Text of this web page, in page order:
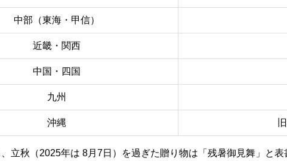
中部（東海・甲信）
近畿・関西
中国・四国
九州
沖縄
立秋（2025年は 8月7日）を過ぎた贈り物は「残暑御見舞」と表